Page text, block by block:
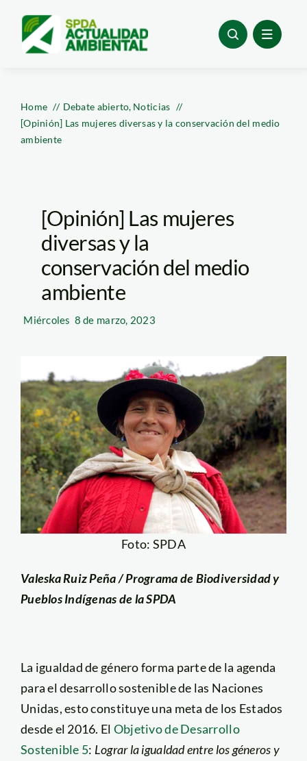
content
Home Debate abierto Noticias
[Opinión] Las mujeres diversas y la conservación del medio
ambiente
[Opinión] Las mujeres
diversas y la
conservación del medio
ambiente
Miércoles 8 de marzo, 2023
Foto: SPDA
Valeska Ruiz Peña / Programa de Biodiversidad y
Pueblos Indígenas de la SPDA
La igualdad de género forma parte de la agenda
para el desarrollo sostenible de las Naciones
Unidas, esto constituye una meta de los Estados
desde el 2016. El Objetivo de Desarrollo
Sostenible 5: Lograr la igualdad entre los géneros y